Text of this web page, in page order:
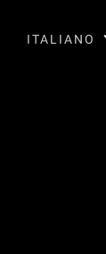
ITALIANO